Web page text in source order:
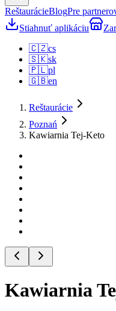
ReštaurácieBlogPre
Stiahnuť aplikáciu
🇨🇿cs
🇸🇰sk
🇵🇱pl
🇬🇧en
Reštaurácie
Poznań
Kawiarnia Tej-Keto
Kawiarnia